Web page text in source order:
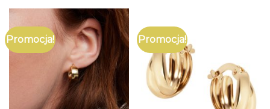
Promocja! Promocja!